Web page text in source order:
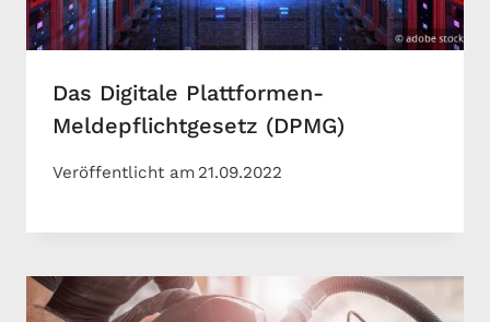
Das Digitale Plattformen-
Meldepflichtgesetz (DPMG)
Veröffentlicht am 21.09.2022